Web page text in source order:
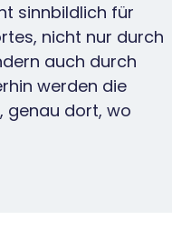
sinnbildlich für
nicht nur durch
auch durch
werden die
genau dort, wo